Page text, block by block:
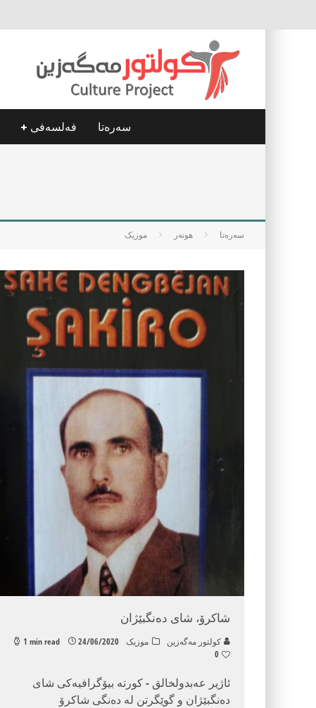
سه‌ره‌تا فه‌لسه‌فی
سه‌ره‌تا هونه‌ر موزیک
شاكرۆ، شای ده‌نگبێژان
كولتور مه‌گه‌زین موزیک 24/06/2020
1 min read
0
ئاژیر عه‌بدولخالق - كورته‌ بیۆگرافیه‌كی شای
ده‌نگبێژان و گوێگرتن له‌ ده‌نگی شاكرۆ